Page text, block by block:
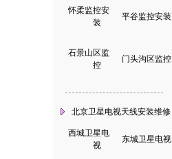
怀柔监控安
装
平谷监控安装
石景山区监
控
门头沟区监控
北京卫星电视天线安装维修
西城卫星电
视
东城卫星电视